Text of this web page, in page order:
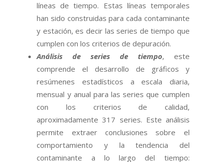
líneas de tiempo. Estas líneas temporales
han sido construidas para cada contaminante
y estación, es decir las series de tiempo que
cumplen con los criterios de depuración.
Análisis de series de tiempo, este
comprende el desarrollo de gráficos y
resúmenes estadísticos a escala diaria,
mensual y anual para las series que cumplen
con los criterios de calidad,
aproximadamente 317 series. Este análisis
permite extraer conclusiones sobre el
comportamiento y la tendencia del
contaminante a lo largo del tiempo: